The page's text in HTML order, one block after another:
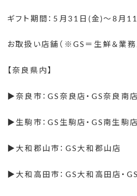
ギフト期間：5月31日(金)～8月
お取扱い店舗（※GS＝生鮮＆業務
【奈良県内】
▶奈良市：GS奈良店・GS奈良南
▶生駒市：GS生駒店・GS南生
▶大和郡山市：GS大和郡山店
▶大和高田市：GS大和高田店・